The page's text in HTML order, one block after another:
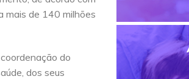
mais de 140 milhões
do
dos seus